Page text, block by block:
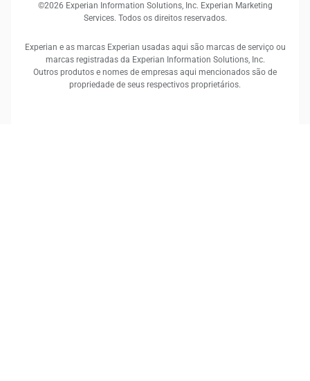
©2026 Experian Information Solutions, Inc. Experian Marketing
Services. Todos os direitos reservados.
Experian e as marcas Experian usadas aqui são marcas de serviço ou
marcas registradas da Experian Information Solutions, Inc.
Outros produtos e nomes de empresas aqui mencionados são de
propriedade de seus respectivos proprietários.